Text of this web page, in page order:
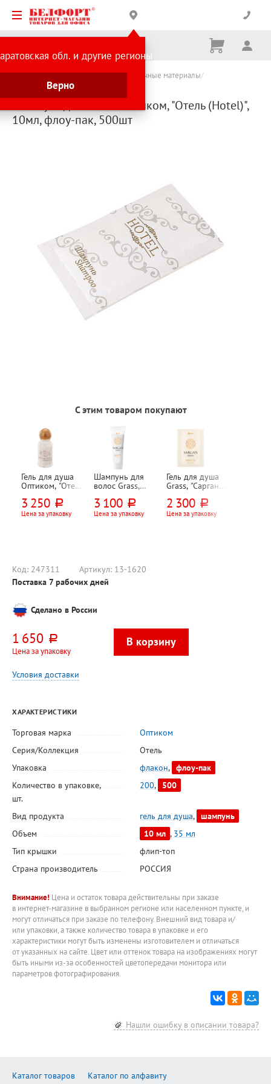
обл. и другие регионы
Верно
Корзина
Ничего
Каталог товаров Хозтовары и упаковочные материалы
Косметика для гостиниц
Шампунь для волос Оптиком, "Отель (Hotel)",
10мл, флоу-пак, 500шт
С этим товаром покупают
Гель для душа
Оптиком, "Отель
флакон, 200шт
3 250 руб.
Цена за упаковку
Шампунь для
волос Grass,
(Sargan)", 30мл,
в пластиковой
3 100 руб.
Цена за упаковку
Гель для душа
Grass, "Сарган
флоу-пак, 500шт
2 300 руб.
Цена за упаковку
Код: 247311 Артикул: 13-1620
Поставка 7 рабочих дней
Сделано в России
1 650 руб.
Цена за упаковку
Условия доставки
ХАРАКТЕРИСТИКИ
Торговая марка
Оптиком
Серия/Коллекция
Отель
Упаковка
флакон, флоу-пак
Количество в упаковке,
шт.
200, 500
Вид продукта гель для душа, шампунь
Объем
10 мл , 35 мл
Тип крышки
флип-топ
Страна производитель
РОССИЯ
Внимание! Цена и остаток товара действительны при заказе
в интернет-магазине в выбранном регионе или населенном пункте, и
могут отличаться при заказе по телефону. Внешний вид товара и/
или упаковки, а также количество товара в упаковке и его
характеристики могут быть изменены изготовителем и отличаться
от указанных на сайте. Цвет или оттенок товара на изображениях могут
быть иными из-за особенностей цветопередачи монитора или
параметров фотографирования.
Нашли ошибку в описании товара?
Каталог товаров Каталог по алфавиту